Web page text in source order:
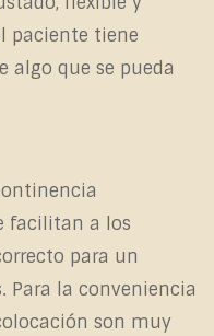
paciente tiene
algo que se pueda
facilitan a los
para un
Para la conveniencia
son muy